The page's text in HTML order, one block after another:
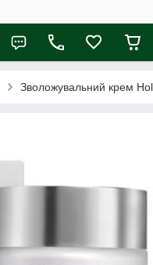
Зволожувальний крем